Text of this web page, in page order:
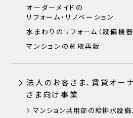
オーダーメイドの
リフォーム・リノベーション
水まわりのリフォーム（設備機
マンションの買取再販
法人のお客さま、賃貸オー
さま向け事業
マンション共用部の給排水設備